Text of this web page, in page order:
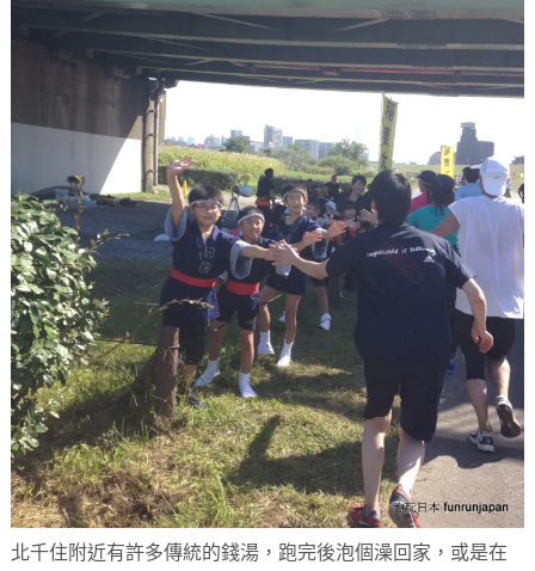
北千住附近有許多傳統的錢湯，跑完後泡個澡回家，或是在